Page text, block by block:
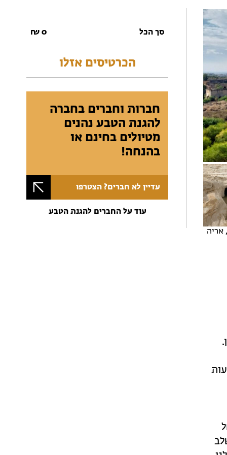
אריה
סך הכל 0
₪
הכרטיסים אזלו
חברות וחברים בחברה
להגנת הטבע נהנים
מטיולים בחינם או
בהנחה!
עדיין לא חברים? הצטרפו
עוד על החברים להגנת הטבע